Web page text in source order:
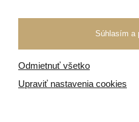
Všetky práva vyhradené
Tvorba e-shopovodBlueweb s.r.o.
Súhlasím a
Odmietnuť všetko
Upraviť nastavenia cookies